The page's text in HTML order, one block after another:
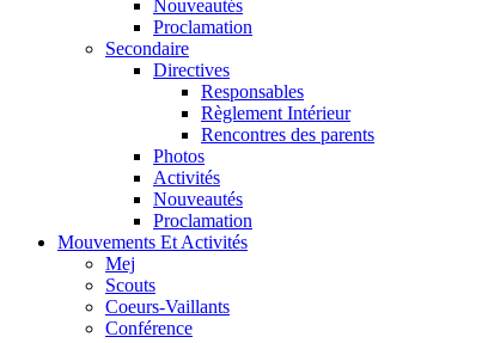
Nouveautés
Proclamation
Secondaire
Directives
Responsables
Règlement Intérieur
Rencontres des parents
Photos
Activités
Nouveautés
Proclamation
Mouvements Et Activités
Mej
Scouts
Coeurs-Vaillants
Conférence